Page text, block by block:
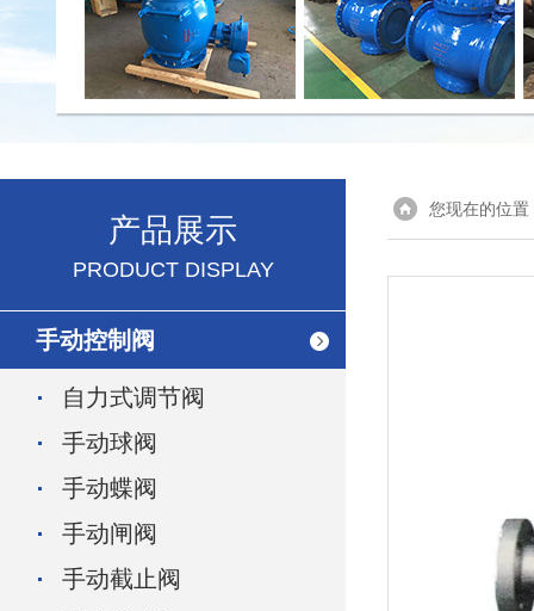
产品展示
PRODUCT DISPLAY
手动控制阀
自力式调节阀
手动球阀
手动蝶阀
手动闸阀
手动截止阀
您现在的位置